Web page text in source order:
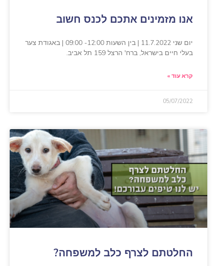
אנו מזמינים אתכם לכנס חשוב
יום שני 11.7.2022 | בין השעות 12:00- 09:00 | באגודת צער
בעלי חיים בישראל, ברח' הרצל 159 תל אביב.
קרא עוד »
05/07/2022
החלטתם לצרף כלב למשפחה?